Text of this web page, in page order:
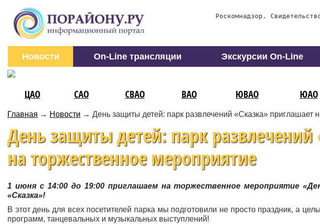
Роскомнадзор.
Новости On-Line трансляции Экскурсии On-Line
ЦАО САО СВАО ВАО ЮВАО ЮАО
Главная → Новости → День защиты детей: парк развлечений «Сказка» приглашает
День защиты детей: парк развлечений
на торжественное мероприятие
1 июня с 14:00 до 19:00 приглашаем на торжественное мероприятие
«Сказка»!
В этот день для всех посетителей парка мы подготовили не просто праздник, а
программ, танцевальных и музыкальных выступлений!